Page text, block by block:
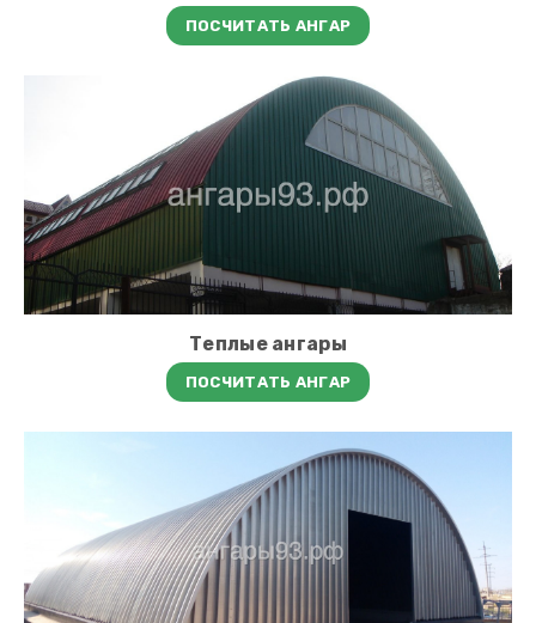
ПОСЧИТАТЬ АНГАР
Теплые ангары
ПОСЧИТАТЬ АНГАР